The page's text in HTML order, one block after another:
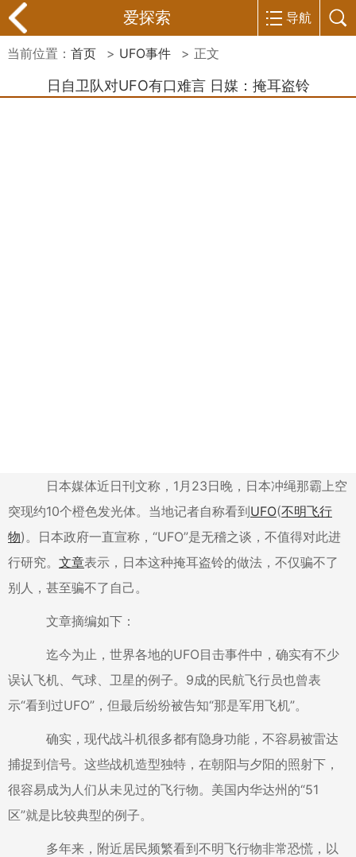
爱探索 导航
当前位置： 首页 > UFO事件 > 正文
日自卫队对UFO有口难言 日媒：掩耳盗铃
日本媒体近日刊文称，1月23日晚，日本冲绳那霸上空
突现约10个橙色发光体。当地记者自称看到UFO(不明飞行
物)。日本政府一直宣称，“UFO”是无稽之谈，不值得对此进
行研究。 文章表示，日本这种掩耳盗铃的做法，不仅骗不了
别人，甚至骗不了自己。
文章摘编如下：
迄今为止，世界各地的UFO目击事件中，确实有不少
误认飞机、气球、卫星的例子。9成的民航飞行员也曾表
示“看到过UFO”，但最后纷纷被告知“那是军用飞机”。
确实，现代战斗机很多都有隐身功能，不容易被雷达
捕捉到信号。这些战机造型独特，在朝阳与夕阳的照射下，
很容易成为人们从未见过的飞行物。美国内华达州的“51
区”就是比较典型的例子。
多年来，附近居民频繁看到不明飞行物非常恐慌，以